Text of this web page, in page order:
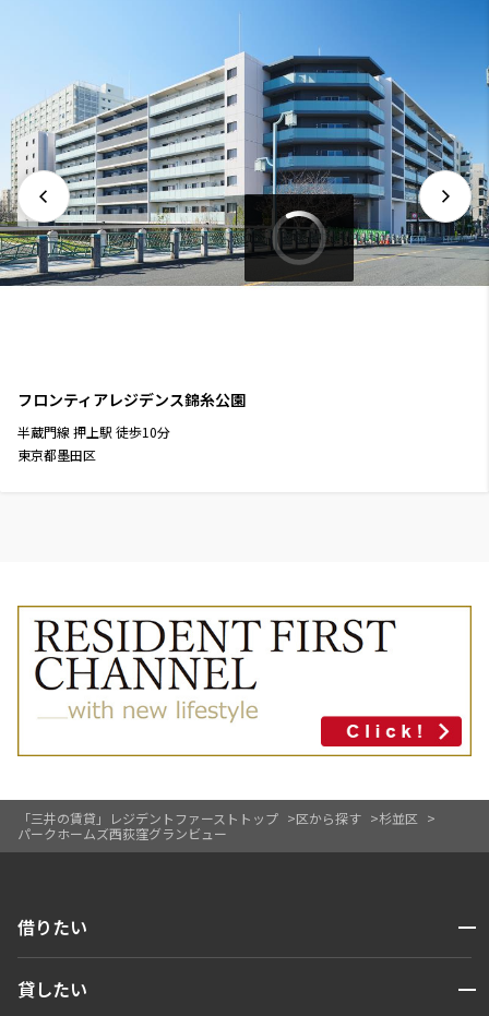
「三井の賃貸」レジデントファーストトップ 区から探す
杉並区
パークホームズ西荻窪グランビュー
フロンティアレジデンス錦糸公園
半蔵門線 押上駅 徒歩10分
東京都墨田区
借りたい 開閉
人気エリアから探す
貸したい 開閉